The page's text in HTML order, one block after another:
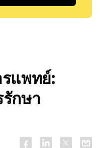
แพทย์:
กษา